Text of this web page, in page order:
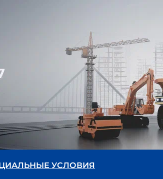
УСЛОВИЯ